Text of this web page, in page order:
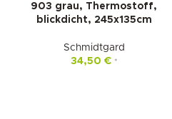
903 grau, Thermostoff,
blickdicht, 245x135cm
Schmidtgard
34,50 € *